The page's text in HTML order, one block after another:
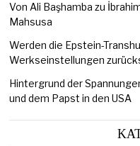
Von Ali Başhamba zu
Mahsusa
Werden die Epstein-
Werkseinstellungen
Hintergrund der
und dem Papst in den USA